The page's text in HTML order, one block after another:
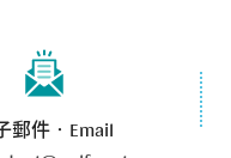
郵件‧Email